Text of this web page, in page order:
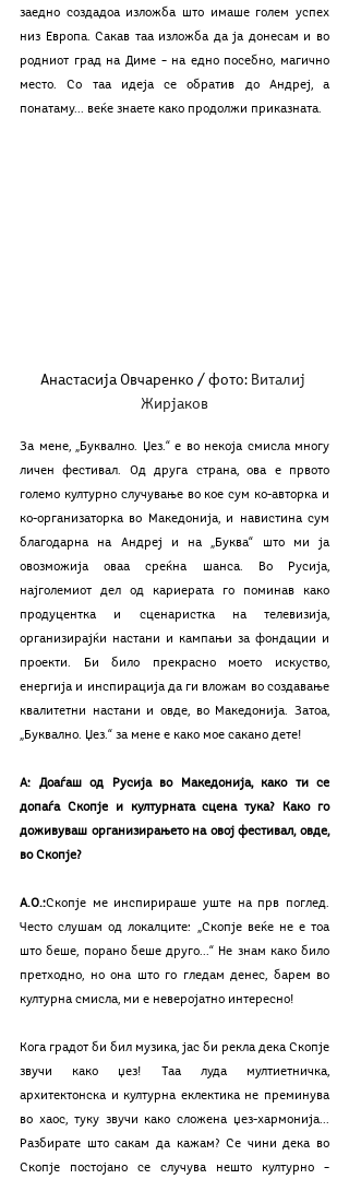
заедно создадоа изложба што имаше голем успех
низ Европа. Сакав таа изложба да ја донесам и во
родниот град на Диме – на едно посебно, магично
место. Со таа идеја се обратив до Андреј, а
понатаму... веќе знаете како продолжи приказната.
Анастасија Овчаренко / фото: Виталиј
Жирјаков
За мене, „Буквално. Џез.“ е во некоја смисла многу
личен фестивал. Од друга страна, ова е првото
големо културно случување во кое сум ко-авторка и
ко-организаторка во Македонија, и навистина сум
благодарна на Андреј и на „Буква“ што ми ја
овозможија оваа среќна шанса. Во Русија,
најголемиот дел од кариерата го поминав како
продуцентка и сценаристка на телевизија,
организирајќи настани и кампањи за фондации и
проекти. Би било прекрасно моето искуство,
енергија и инспирација да ги вложам во создавање
квалитетни настани и овде, во Македонија. Затоа,
„Буквално. Џез.“ за мене е како мое сакано дете!
А: Доаѓаш од Русија во Македонија, како ти се
допаѓа Скопје и културната сцена тука? Како го
доживуваш организирањето на овој фестивал, овде,
во Скопје?
А.О.:Скопје ме инспирираше уште на прв поглед.
Често слушам од локалците: „Скопје веќе не е тоа
што беше, порано беше друго...“ Не знам како било
претходно, но она што го гледам денес, барем во
културна смисла, ми е неверојатно интересно!
Кога градот би бил музика, јас би рекла дека Скопје
звучи како џез! Таа луда мултиетничка,
архитектонска и културна еклектика не преминува
во хаос, туку звучи како сложена џез-хармонија...
Разбирате што сакам да кажам? Се чини дека во
Скопје постојано се случува нешто културно –